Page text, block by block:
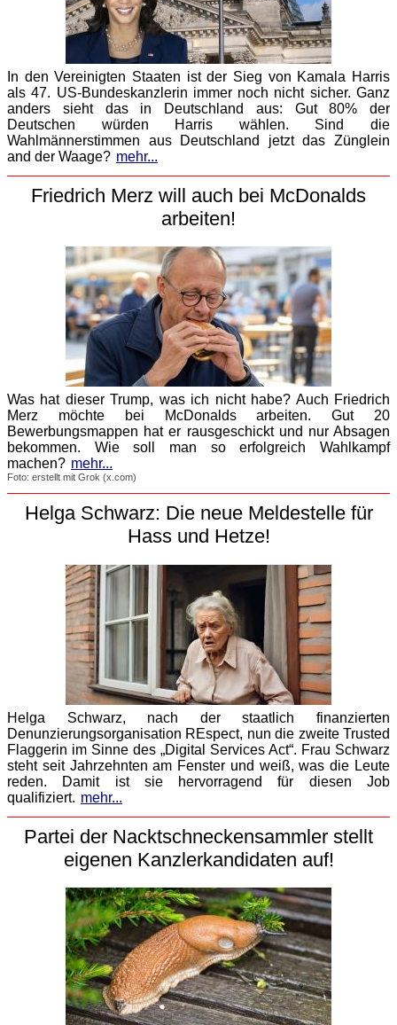
In den Vereinigten Staaten ist der Sieg von Kamala Harris
als 47. US-Bundeskanzlerin immer noch nicht sicher. Ganz
anders sieht das in Deutschland aus: Gut 80% der
Deutschen würden Harris wählen. Sind die
Wahlmännerstimmen aus Deutschland jetzt das Zünglein
and der Waage? mehr...
Friedrich Merz will auch bei McDonalds
arbeiten!
Was hat dieser Trump, was ich nicht habe? Auch Friedrich
Merz möchte bei McDonalds arbeiten. Gut 20
Bewerbungsmappen hat er rausgeschickt und nur Absagen
bekommen. Wie soll man so erfolgreich Wahlkampf
machen? mehr...
Foto: erstellt mit Grok (x.com)
Helga Schwarz: Die neue Meldestelle für
Hass und Hetze!
Helga Schwarz, nach der staatlich finanzierten
Denunzierungsorganisation REspect, nun die zweite Trusted
Flaggerin im Sinne des „Digital Services Act“. Frau Schwarz
steht seit Jahrzehnten am Fenster und weiß, was die Leute
reden. Damit ist sie hervorragend für diesen Job
qualifiziert. mehr...
Partei der Nacktschneckensammler stellt
eigenen Kanzlerkandidaten auf!